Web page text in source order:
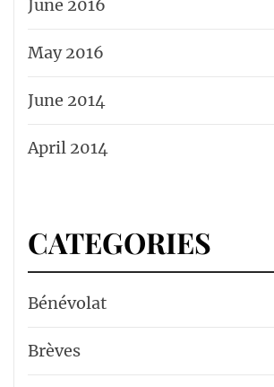
June 2016
May 2016
June 2014
April 2014
CATEGORIES
Bénévolat
Brèves